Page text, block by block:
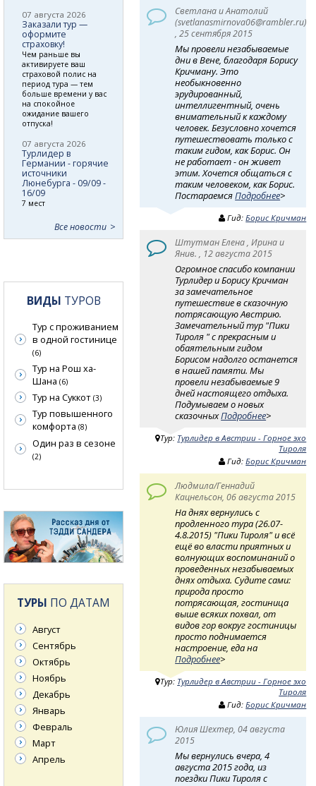
Светлана и Анатолий
(svetlanasmirnova06@rambler.ru)
, 25 сентября 2015
Мы провели незабываемые
дни в Вене, благодаря Борису
Кричману. Это
необыкновенно
эрудированный,
интеллигентный, очень
внимательный к каждому
человек. Безусловно хочется
путешествовать только с
таким гидом, как Борис. Он
не работает - он живет
этим. Хочется общаться с
таким человеком, как Борис.
ПостараемсяПодробнее>
Гид:Борис Кричман
Штутман Елена , Ирина и
Янив. , 12 августа 2015
Огромное спасибо компании
Турлидер и Борису Кричман
за замечательное
путешествие в сказочную
потрясающую Австрию.
Замечательный тур "Пики
Тироля " с прекрасным и
обаятельным гидом
Борисом надолго останется
в нашей памяти. Мы
провели незабываемые 9
дней настоящего отдыха.
Подумываем о новых
сказочныхПодробнее>
Тур: Турлидер в Австрии - Горное эхо
Тироля
Гид:Борис Кричман
Людмила/Геннадий
Кацнельсон, 06 августа 2015
На днях вернулись с
продленного тура (26.07-
4.8.2015) "Пики Тироля" и всё
ещё во власти приятных и
волнующих воспоминаний о
проведенных незабываемых
днях отдыха. Судите сами:
природа просто
потрясающая, гостиница
выше всяких похвал, от
видов гор вокруг гостиницы
просто поднимается
настроение, еда на
Подробнее>
Тур: Турлидер в Австрии - Горное эхо
Тироля
Гид:Борис Кричман
Юлия Шехтер, 04 августа
2015
Мы вернулись вчера, 4
августа 2015 года, из
поездки Пики Тироля с
07 августа 2026
Заказали тур —
оформите
страховку!
Чем раньше вы
активируете ваш
страховой полис на
период тура — тем
больше времени у вас
на спокойное
ожидание вашего
отпуска!
07 августа 2026
Турлидер в
Германии - горячие
источники
Люнебурга - 09/09 -
16/09
7 мест
Все новости
ВИДЫ ТУРОВ
Тур с проживанием
в одной гостинице
(6)
Тур на Рош ха-
Шана (6)
Тур на Суккот (3)
Тур повышенного
комфорта (8)
Один раз в сезоне
(2)
ТУРЫ ПО ДАТАМ
Август
Сентябрь
Октябрь
Ноябрь
Декабрь
Январь
Февраль
Март
Апрель